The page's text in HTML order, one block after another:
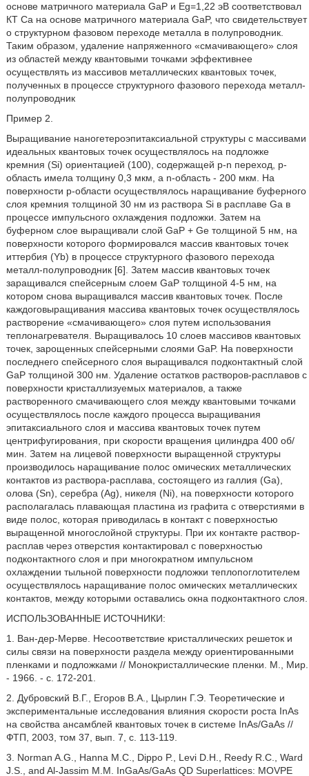
основе матричного материала GaP и Eg=1,22 эВ соответствовал
КТ Са на основе матричного материала GaP, что свидетельствует
о структурном фазовом переходе металла в полупроводник.
Таким образом, удаление напряженного «смачивающего» слоя
из областей между квантовыми точками эффективнее
осуществлять из массивов металлических квантовых точек,
полученных в процессе структурного фазового перехода металл-
полупроводник
Пример 2.
Выращивание наногетероэпитаксиальной структуры с массивами
идеальных квантовых точек осуществлялось на подложке
кремния (Si) ориентацией (100), содержащей р-n переход, р-
область имела толщину 0,3 мкм, а n-область - 200 мкм. На
поверхности р-области осуществлялось наращивание буферного
слоя кремния толщиной 30 нм из раствора Si в расплаве Ga в
процессе импульсного охлаждения подложки. Затем на
буферном слое выращивали слой GaP + Ge толщиной 5 нм, на
поверхности которого формировался массив квантовых точек
иттербия (Yb) в процессе структурного фазового перехода
металл-полупроводник [6]. Затем массив квантовых точек
заращивался спейсерным слоем GaP толщиной 4-5 нм, на
котором снова выращивался массив квантовых точек. После
каждоговыращивания массива квантовых точек осуществлялось
растворение «смачивающего» слоя путем использования
теплонагревателя. Выращивалось 10 слоев массивов квантовых
точек, зарощенных спейсерными слоями GaP. На поверхности
последнего спейсерного слоя выращивался подконтактный слой
GaP толщиной 300 нм. Удаление остатков растворов-расплавов с
поверхности кристаллизуемых материалов, а также
растворенного смачивающего слоя между квантовыми точками
осуществлялось после каждого процесса выращивания
эпитаксиального слоя и массива квантовых точек путем
центрифугирования, при скорости вращения цилиндра 400 об/
мин. Затем на лицевой поверхности выращенной структуры
производилось наращивание полос омических металлических
контактов из раствора-расплава, состоящего из галлия (Ga),
олова (Sn), серебра (Ag), никеля (Ni), на поверхности которого
располагалась плавающая пластина из графита с отверстиями в
виде полос, которая приводилась в контакт с поверхностью
выращенной многослойной структуры. При их контакте раствор-
расплав через отверстия контактировал с поверхностью
подконтактного слоя и при многократном импульсном
охлаждении тыльной поверхности подложки теплопоглотителем
осуществлялось наращивание полос омических металлических
контактов, между которыми оставались окна подконтактного слоя.
ИСПОЛЬЗОВАННЫЕ ИСТОЧНИКИ:
1. Ван-дер-Мерве. Несоответствие кристаллических решеток и
силы связи на поверхности раздела между ориентированными
пленками и подложками // Монокристаллические пленки. М., Мир.
- 1966. - с. 172-201.
2. Дубровский В.Г., Егоров В.А., Цырлин Г.Э. Теоретические и
экспериментальные исследования влияния скорости роста InAs
на свойства ансамблей квантовых точек в системе InAs/GaAs //
ФТП, 2003, том 37, вып. 7, с. 113-119.
3. Norman A.G., Hanna М.С., Dippo P., Levi D.H., Reedy R.C., Ward
J.S., and Al-Jassim M.M. InGaAs/GaAs QD Superlattices: MOVPE